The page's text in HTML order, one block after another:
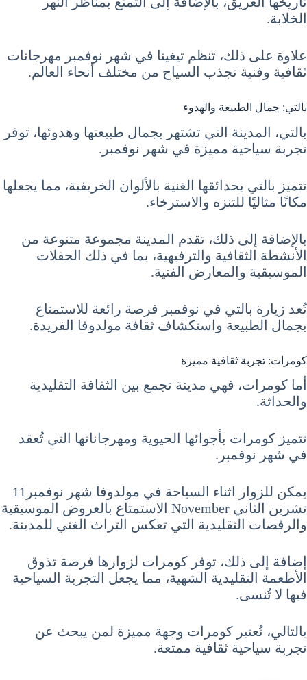
الخلابة.
علاوة على ذلك، تنظم تيغينا في شهر نوفمبر مهرجانات
ثقافية وفنية تجذب السياح من مختلف أنحاء العالم.
بالتي: جمال الطبيعة والهدوء
بالتي، المدينة التي تشتهر بجمال طبيعتها وهدوئها، توفر
تجربة سياحية مميزة في شهر نوفمبر.
تتميز بالتي بحدائقها الغنية بالألوان الخريفية، مما يجعلها
مكانًا مثاليًا للتنزه والاسترخاء.
بالإضافة إلى ذلك، تقدم المدينة مجموعة متنوعة من
الأنشطة الثقافية والترفيهية، بما في ذلك الحفلات
الموسيقية والمعارض الفنية.
تُعد زيارة بالتي في نوفمبر فرصة رائعة للاستمتاع
بجمال الطبيعة واستكشاف ثقافة مولدوفا الفريدة.
كومرات: تجربة ثقافية مميزة
أما كومرات، فهي مدينة تجمع بين الثقافة التقليدية
والحداثة.
تتميز كومرات بأجوائها الحيوية ومهرجاناتها التي تُعقد
في شهر نوفمبر.
يمكن للزوار اثناء السياحة في مولدوفا شهر نوفمبر11
تشرين الثاني November الاستمتاع بالعروض الموسيقية
والرقصات التقليدية التي تعكس التراث الغني للمدينة.
إضافة إلى ذلك، توفر كومرات لزوارها فرصة تذوق
الأطعمة التقليدية الشهية، مما يجعل التجربة السياحية
فيها لا تُنسى.
بالتالي، تُعتبر كومرات وجهة مميزة لمن يبحث عن
تجربة سياحية ثقافية ممتعة.